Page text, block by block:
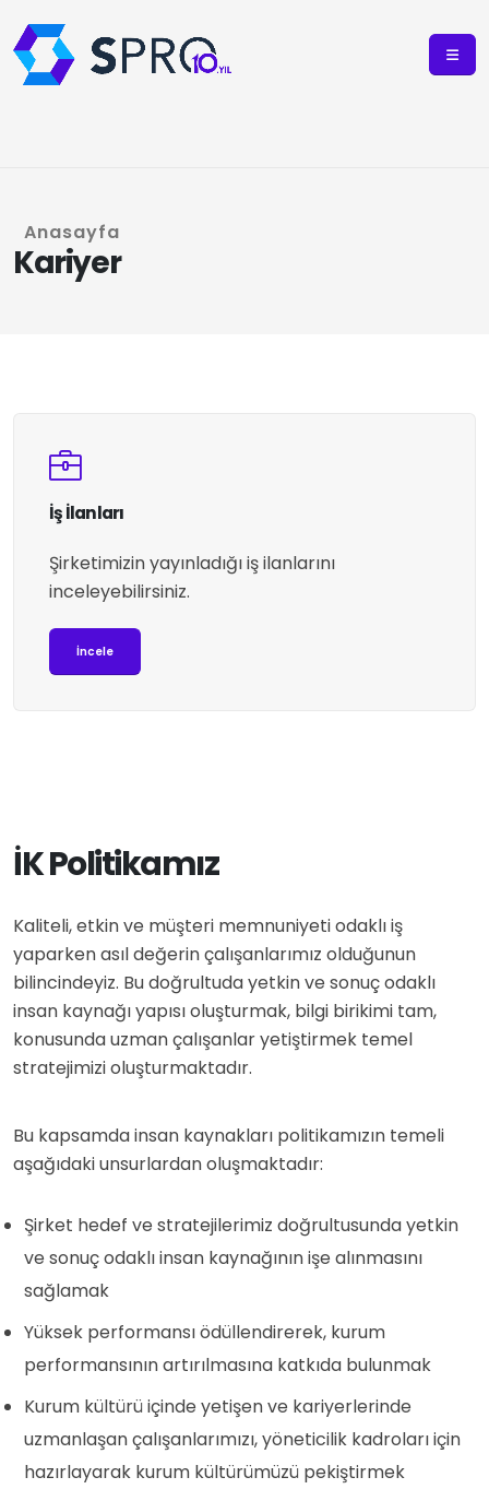
Kariyer
Anasayfa
İş İlanları
Şirketimizin yayınladığı iş ilanlarını
inceleyebilirsiniz.
İncele
İK Politikamız
Kaliteli, etkin ve müşteri memnuniyeti odaklı iş
yaparken asıl değerin çalışanlarımız olduğunun
bilincindeyiz. Bu doğrultuda yetkin ve sonuç odaklı
insan kaynağı yapısı oluşturmak, bilgi birikimi tam,
konusunda uzman çalışanlar yetiştirmek temel
stratejimizi oluşturmaktadır.
Bu kapsamda insan kaynakları politikamızın temeli
aşağıdaki unsurlardan oluşmaktadır:
Şirket hedef ve stratejilerimiz doğrultusunda yetkin
ve sonuç odaklı insan kaynağının işe alınmasını
sağlamak
Yüksek performansı ödüllendirerek, kurum
performansının artırılmasına katkıda bulunmak
Kurum kültürü içinde yetişen ve kariyerlerinde
uzmanlaşan çalışanlarımızı, yöneticilik kadroları için
hazırlayarak kurum kültürümüzü pekiştirmek